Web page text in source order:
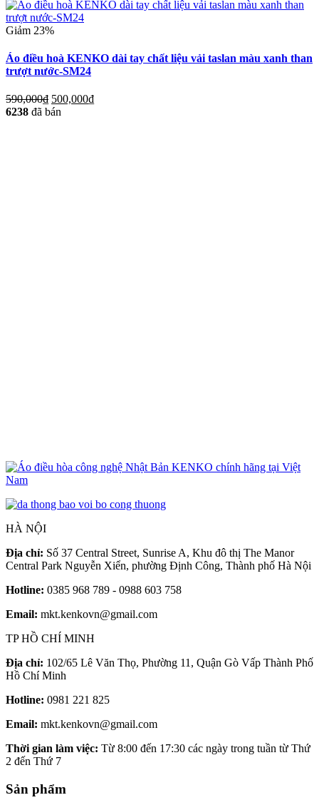
Giảm 23%
Áo điều hoà KENKO dài tay chất liệu vải taslan màu xanh than
trượt nước-SM24
590,000₫ 500,000₫
6238 đã bán
HÀ NỘI
Địa chỉ: Số 37 Central Street, Sunrise A, Khu đô thị The Manor
Central Park Nguyễn Xiển, phường Định Công, Thành phố Hà Nội
Hotline: 0385 968 789 - 0988 603 758
Email: mkt.kenkovn@gmail.com
TP HỒ CHÍ MINH
Địa chỉ: 102/65 Lê Văn Thọ, Phường 11, Quận Gò Vấp Thành Phố
Hồ Chí Minh
Hotline: 0981 221 825
Email: mkt.kenkovn@gmail.com
Thời gian làm việc: Từ 8:00 đến 17:30 các ngày trong tuần từ Thứ
2 đến Thứ 7
Sản phẩm